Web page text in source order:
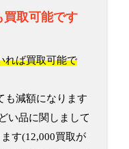
買取可能です
れば買取可能で
も減額になります
い品に関しまして
す(12,000買取が